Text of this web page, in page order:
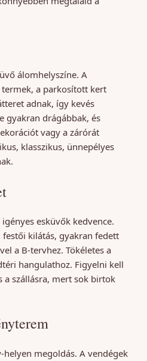
álomhelyszíne. A
a parkosított kert
adnak, így kevés
gyakran drágábbak, és
vagy a zárórát
klasszikus, ünnepélyes
esküvők kedvence.
festői kilátás, gyakran fedett
a B-tervhez. Tökéletes a
hangulathoz. Figyelni kell
a szállásra, mert sok birtok
megoldás. A vendégek